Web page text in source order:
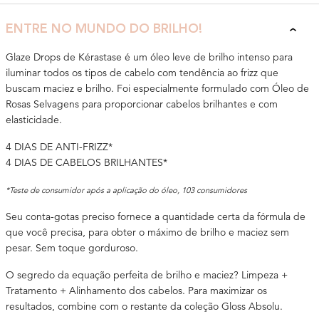
ENTRE NO MUNDO DO BRILHO!
Glaze Drops de Kérastase é um óleo leve de brilho intenso para
iluminar todos os tipos de cabelo com tendência ao frizz que
buscam maciez e brilho. Foi especialmente formulado com Óleo de
Rosas Selvagens para proporcionar cabelos brilhantes e com
elasticidade.
4 DIAS DE ANTI-FRIZZ*
4 DIAS DE CABELOS BRILHANTES*
*Teste de consumidor após a aplicação do óleo, 103 consumidores
Seu conta-gotas preciso fornece a quantidade certa da fórmula de
que você precisa, para obter o máximo de brilho e maciez sem
pesar. Sem toque gorduroso.
O segredo da equação perfeita de brilho e maciez? Limpeza +
Tratamento + Alinhamento dos cabelos. Para maximizar os
resultados, combine com o restante da coleção Gloss Absolu.